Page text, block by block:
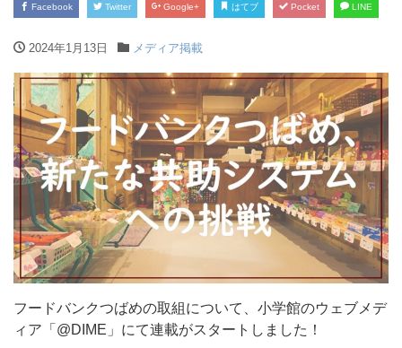
Facebook Twitter Google+ はてブ Pocket LINE
2024年1月13日 メディア掲載
フードバンクつばめの取組について、小学館のウェブメデ
ィア「@DIME」にて連載がスタートしました！